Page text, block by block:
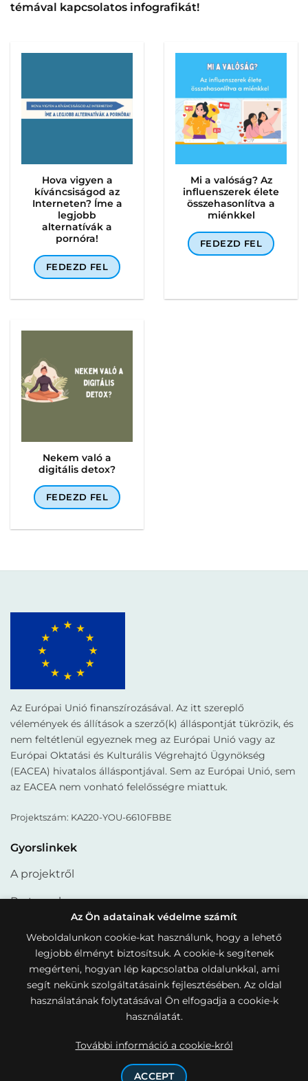
témával kapcsolatos infografikát!
Hova vigyen a
kíváncsiságod az
Interneten? Íme a
legjobb
alternatívák a
pornóra!
FEDEZD FEL
Mi a valóság? Az
influenszerek élete
összehasonlítva a
miénkkel
FEDEZD FEL
Nekem való a
digitális detox?
FEDEZD FEL
Az Európai Unió finanszírozásával. Az itt szereplő
vélemények és állítások a szerző(k) álláspontját tükrözik, és
nem feltétlenül egyeznek meg az Európai Unió vagy az
Európai Oktatási és Kulturális Végrehajtó Ügynökség
(EACEA) hivatalos álláspontjával. Sem az Európai Unió, sem
az EACEA nem vonható felelősségre miattuk.
Projektszám: KA220-YOU-6610FBBE
Gyorslinkek
A projektről
Partnerek
Cikkek
Hasznos linkek
Cookie-kra vonatkozó szabályzat
Az Ön adatainak védelme számít
Weboldalunkon cookie-kat használunk, hogy a lehető
legjobb élményt biztosítsuk. A cookie-k segítenek
megérteni, hogyan lép kapcsolatba oldalunkkal, ami
segít nekünk szolgáltatásaink fejlesztésében. Az oldal
használatának folytatásával Ön elfogadja a cookie-k
használatát.
További információ a cookie-król
ACCEPT